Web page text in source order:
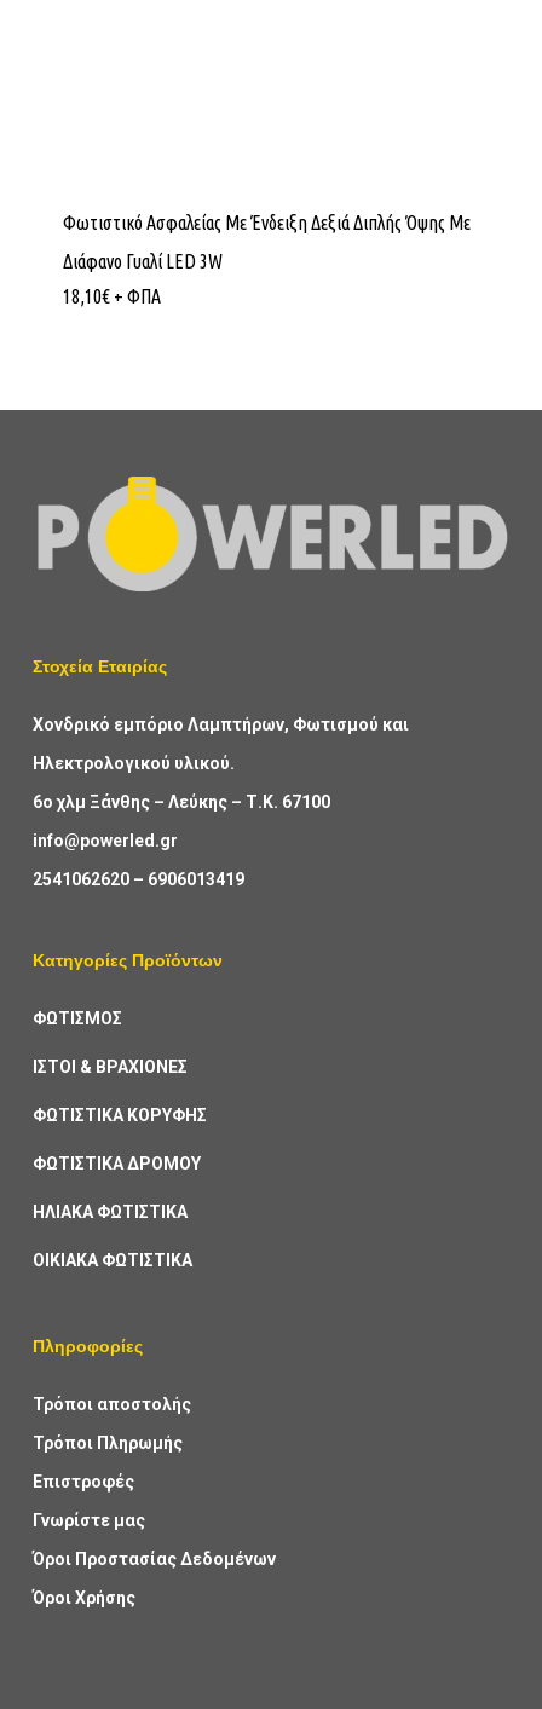
Φωτιστικό Ασφαλείας Με Ένδειξη Δεξιά Διπλής Όψης Με
Διάφανο Γυαλί LED 3W
18,10€ + ΦΠΑ
Στοχεία Εταιρίας
Χονδρικό εμπόριο Λαμπτήρων, Φωτισμού και
Ηλεκτρολογικού υλικού.
6ο χλμ Ξάνθης – Λεύκης – Τ.Κ. 67100
info@powerled.gr
2541062620– 6906013419
Κατηγορίες Προϊόντων
ΦΩΤΙΣΜΟΣ
ΙΣΤΟΙ & ΒΡΑΧΙΟΝΕΣ
ΦΩΤΙΣΤΙΚΑ ΚΟΡΥΦΗΣ
ΦΩΤΙΣΤΙΚΑ ΔΡΟΜΟΥ
ΗΛΙΑΚΑ ΦΩΤΙΣΤΙΚΑ
ΟΙΚΙΑΚΑ ΦΩΤΙΣΤΙΚΑ
Πληροφορίες
Τρόποι αποστολής
Τρόποι Πληρωμής
Επιστροφές
Γνωρίστε μας
Όροι Προστασίας Δεδομένων
Όροι Χρήσης